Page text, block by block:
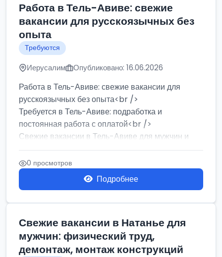
Работа в Тель-Авиве: свежие
вакансии для русскоязычных без
опыта
Требуются
Иерусалим Опубликовано: 16.06.2026
Работа в Тель-Авиве: свежие вакансии для
русскоязычных без опыта<br />
Требуется в Тель-Авиве: подработка и
постоянная работа с оплатой<br />
Свежие вакансии в Тель-Авиве для мужчин и
женщин от хозя...
0 просмотров
Подробнее
Свежие вакансии в Натанье для
мужчин: физический труд,
демонтаж, монтаж конструкций